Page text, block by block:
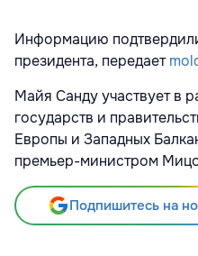
Информацию
президента, передает
Майя Санду участвует в
государств и
Европы и Западных
премьер-министром
Подпишитесь на